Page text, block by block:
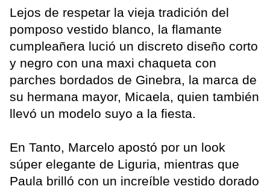
Lejos de respetar la vieja tradición del
pomposo vestido blanco, la flamante
cumpleañera lució un discreto diseño corto
y negro con una maxi chaqueta con
parches bordados de Ginebra, la marca de
su hermana mayor, Micaela, quien también
llevó un modelo suyo a la fiesta.
En Tanto, Marcelo apostó por un look
súper elegante de Liguria, mientras que
Paula brilló con un increíble vestido dorado